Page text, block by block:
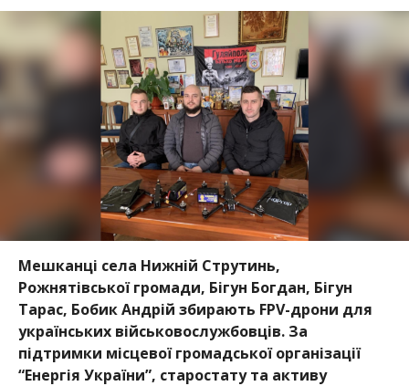
Мешканці села Нижній Струтинь,
Рожнятівської громади, Бігун Богдан, Бігун
Тарас, Бобик Андрій збирають FPV-дрони для
українських військовослужбовців. За
підтримки місцевої громадської організації
“Енергія України”, старостату та активу